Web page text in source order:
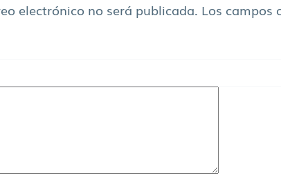
electrónico no será publicada. Los campos